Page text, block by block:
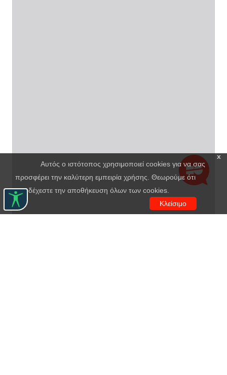
x
Αυτός ο ιστότοπος χρησιμοποιεί cookies για να σας
προσφέρει την καλύτερη εμπειρία χρήσης. Θεωρούμε ότι
αποδέχεστε την αποθήκευση όλων των cookies.
Κλείσιμο